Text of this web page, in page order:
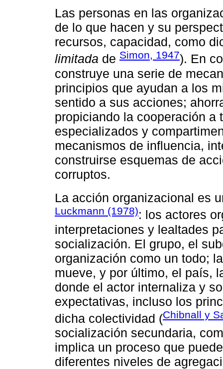
Las personas en las
de lo que hacen y su
recursos, capacidad, como
limitada de Simon, 1947). En
construye una serie de
principios que ayudan a los
sentido a sus acciones;
propiciando la cooperación a
especializados y
mecanismos de influencia,
construirse esquemas de
corruptos.
La acción organizacional es
Luckmann (1978): los actores
interpretaciones y lealtades
socialización. El grupo, el
organización como un todo;
mueve, y por último, el país,
donde el actor internaliza y
expectativas, incluso los
dicha colectividad (Chibnall y
socialización secundaria,
implica un proceso que
diferentes niveles de